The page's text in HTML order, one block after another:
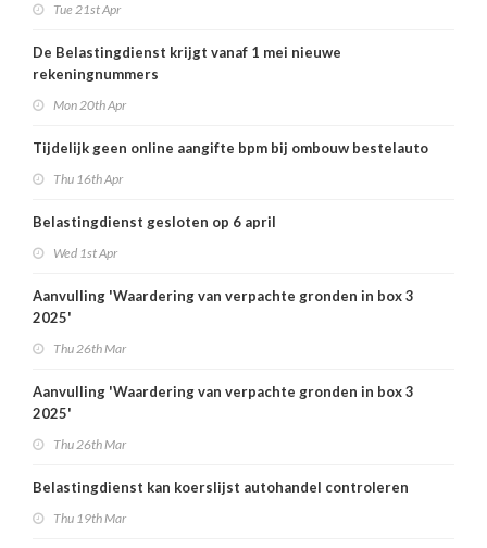
Tue 21st Apr
De Belastingdienst krijgt vanaf 1 mei nieuwe
rekeningnummers
Mon 20th Apr
Tijdelijk geen online aangifte bpm bij ombouw bestelauto
Thu 16th Apr
Belastingdienst gesloten op 6 april
Wed 1st Apr
Aanvulling 'Waardering van verpachte gronden in box 3
2025'
Thu 26th Mar
Aanvulling 'Waardering van verpachte gronden in box 3
2025'
Thu 26th Mar
Belastingdienst kan koerslijst autohandel controleren
Thu 19th Mar